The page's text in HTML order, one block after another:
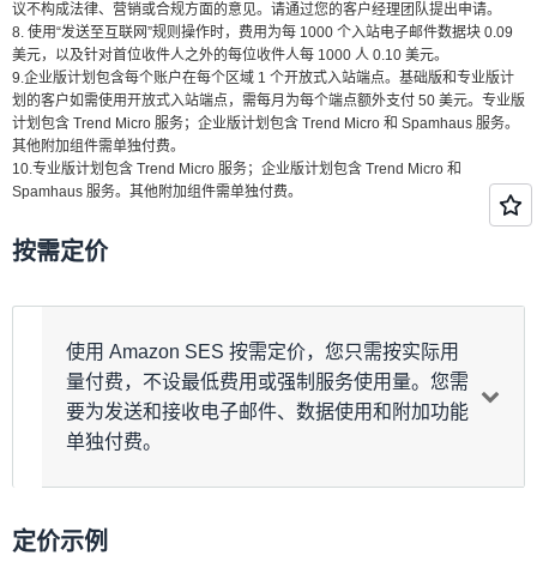
议不构成法律、营销或合规方面的意见。请通过您的客户经理团队提出申请。
8. 使用“发送至互联网”规则操作时，费用为每 1000 个入站电子邮件数据块 0.09
美元，以及针对首位收件人之外的每位收件人每 1000 人 0.10 美元。
9.企业版计划包含每个账户在每个区域 1 个开放式入站端点。基础版和专业版计
划的客户如需使用开放式入站端点，需每月为每个端点额外支付 50 美元。专业版
计划包含 Trend Micro 服务；企业版计划包含 Trend Micro 和 Spamhaus 服务。
其他附加组件需单独付费。
10.专业版计划包含 Trend Micro 服务；企业版计划包含 Trend Micro 和
Spamhaus 服务。其他附加组件需单独付费。
按需定价
使用 Amazon SES 按需定价，您只需按实际用
量付费，不设最低费用或强制服务使用量。您需
要为发送和接收电子邮件、数据使用和附加功能
单独付费。
按需定价
定价示例